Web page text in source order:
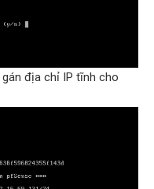
địa chỉ IP tĩnh cho